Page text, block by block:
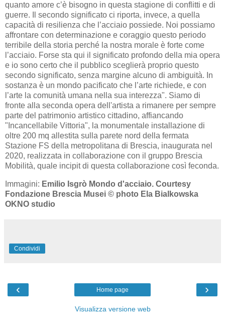
quanto amore c’è bisogno in questa stagione di conflitti e di
guerre. Il secondo significato ci riporta, invece, a quella
capacità di resilienza che l’acciaio possiede. Noi possiamo
affrontare con determinazione e coraggio questo periodo
terribile della storia perché la nostra morale è forte come
l’acciaio. Forse sta qui il significato profondo della mia opera
e io sono certo che il pubblico sceglierà proprio questo
secondo significato, senza margine alcuno di ambiguità. In
sostanza è un mondo pacificato che l’arte richiede, e con
l’arte la comunità umana nella sua interezza". Siamo di
fronte alla seconda opera dell'artista a rimanere per sempre
parte del patrimonio artistico cittadino, affiancando
"Incancellabile Vittoria", la monumentale installazione di
oltre 200 mq allestita sulla parete nord della fermata
Stazione FS della metropolitana di Brescia, inaugurata nel
2020, realizzata in collaborazione con il gruppo Brescia
Mobilità, quale incipit di questa collaborazione così feconda.
Immagini: Emilio Isgrò Mondo d'acciaio. Courtesy
Fondazione Brescia Musei © photo Ela Bialkowska
OKNO studio
Condividi
‹ ›
Home page
Visualizza versione web